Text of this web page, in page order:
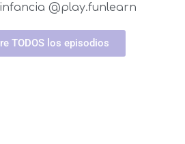
@play.funlearn
TODOS los episodios